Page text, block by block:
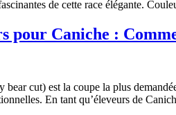
de cette race élégante.
pour Caniche :
bear cut) est la coupe la plus
En tant qu’éleveurs de